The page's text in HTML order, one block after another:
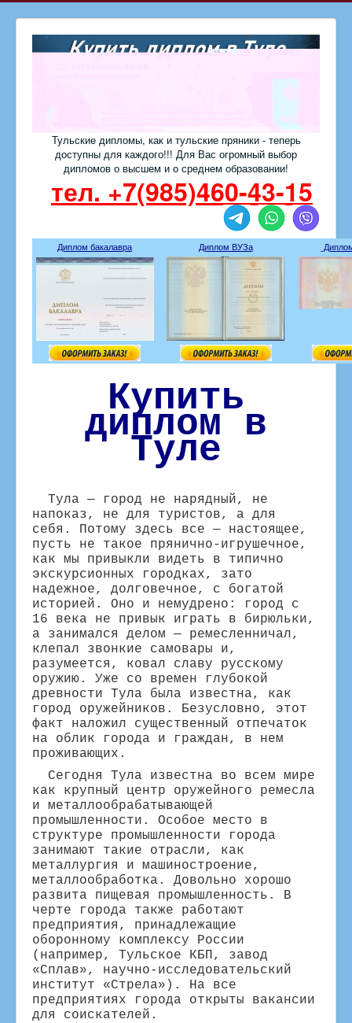
Тульские дипломы, как и тульские пряники - теперь
доступны для каждого!!! Для Вас огромный выбор
дипломов о высшем и о среднем образовании!
тел. +7(985)460-43-15
Диплом бакалавра Диплом ВУЗа
Купить
диплом в
Туле
Тула — город не нарядный, не
напоказ, не для туристов, а для
себя. Потому здесь все — настоящее,
пусть не такое прянично-игрушечное,
как мы привыкли видеть в типично
экскурсионных городках, зато
надежное, долговечное, с богатой
историей. Оно и немудрено: город с
16 века не привык играть в бирюльки,
а занимался делом — ремесленничал,
клепал звонкие самовары и,
разумеется, ковал славу русскому
оружию. Уже со времен глубокой
древности Тула была известна, как
город оружейников. Безусловно, этот
факт наложил существенный отпечаток
на облик города и граждан, в нем
проживающих.
Сегодня Тула известна во всем мире
как крупный центр оружейного ремесла
и металлообрабатывающей
промышленности. Особое место в
структуре промышленности города
занимают такие отрасли, как
металлургия и машиностроение,
металлообработка. Довольно хорошо
развита пищевая промышленность. В
черте города также работают
предприятия, принадлежащие
оборонному комплексу России
(например, Тульское КБП, завод
«Сплав», научно-исследовательский
институт «Стрела»). На все
предприятиях города открыты вакансии
для соискателей.